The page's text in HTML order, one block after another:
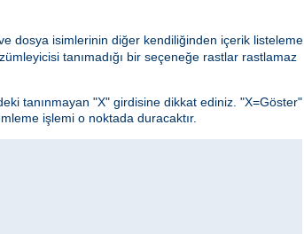
dosya isimlerinin diğer kendiliğinden içerik listeleme
tanımadığı bir seçeneğe rastlar rastlamaz
tanınmayan "X" girdisine dikkat ediniz. "X=Göster"
işlemi o noktada duracaktır.